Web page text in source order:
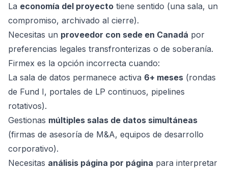
La economía del proyecto tiene sentido (una sala, un
compromiso, archivado al cierre).
Necesitas un proveedor con sede en Canadá por
preferencias legales transfronterizas o de soberanía.
Firmex es la opción incorrecta cuando:
La sala de datos permanece activa 6+ meses (rondas
de Fund I, portales de LP continuos, pipelines
rotativos).
Gestionas múltiples salas de datos simultáneas
(firmas de asesoría de M&A, equipos de desarrollo
corporativo).
Necesitas análisis página por página para interpretar